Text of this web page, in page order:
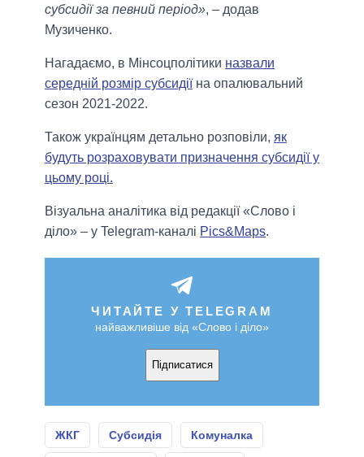
субсидії за певний період», – додав
Музиченко.
Нагадаємо, в Мінсоцполітики назвали
середній розмір субсидіїна опалювальний
сезон 2021-2022.
Також українцям детально розповіли, як
будуть розраховувати призначення субсидії у
цьому році.
Візуальна аналітика від редакції «Слово і
діло» – у Telegram-каналі Pics&Maps.
ЧИТАЙТЕ У TELEGRAM
найважливіше від «Слово і діло»
Підписатися
ЖКГ Субсидія Комуналка